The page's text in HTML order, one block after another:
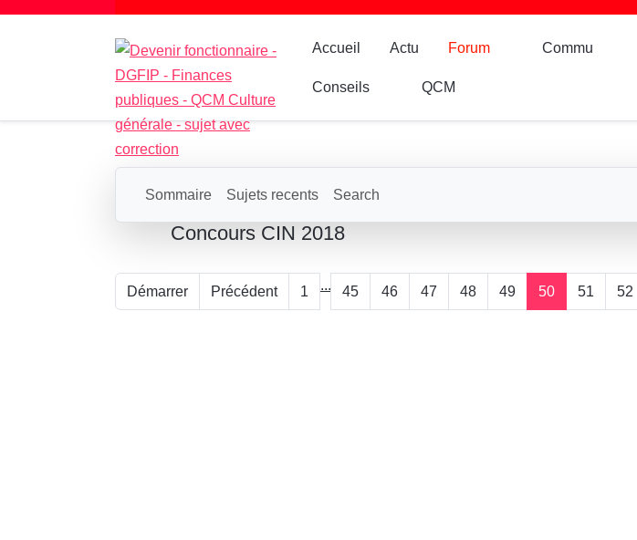
Accueil Actu Forum Commu
Conseils QCM
Sommaire Sujets recents Search
Concours CIN 2018
Démarrer Précédent 1 ... 45 46 47 48 49 50 51 52